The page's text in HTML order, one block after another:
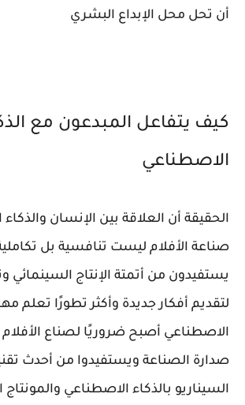
أن تحل محل الإبداع البشري
كيف يتفاعل المبدعون مع
الاصطناعي
الحقيقة أن العلاقة بين الإنسان
صناعة الأفلام ليست تنافسية بل
يستفيدون من أتمتة الإنتاج السينمائي
لتقديم أفكار جديدة وأكثر تطورًا تعلم
الاصطناعي أصبح ضروريًا لصناع
صدارة الصناعة ويستفيدوا من أحدث
السيناريو بالذكاء الاصطناعي والمونتاج